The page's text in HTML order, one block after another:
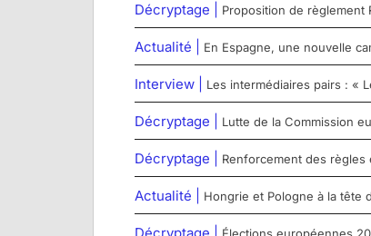
Décryptage | Proposition de règlement
Actualité | En Espagne, une nouvelle
Interview | Les intermédiaires pairs : «
Décryptage | Lutte de la Commission
Décryptage | Renforcement des
Actualité | Hongrie et Pologne à la tête